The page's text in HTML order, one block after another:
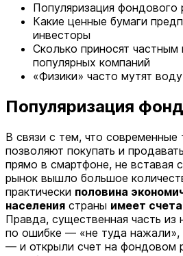
Популяризация фондового
Какие ценные бумаги
инвесторы
Сколько приносят частным
популярных компаний
«Физики» часто мутят
Популяризация
В связи с тем, что современные
позволяют покупать и
прямо в смартфоне, не вставая
рынок вышло большое
практически половина
населения страны имеет
Правда, существенная часть из
по ошибке — «не туда нажали»,
— и открыли счет на фондовом